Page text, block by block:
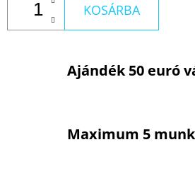
KOSÁRBA
Ajándék 50 euró
Maximum 5